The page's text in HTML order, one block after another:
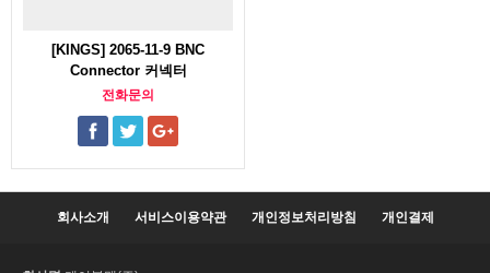
[KINGS] 2065-11-9 BNC
Connector 커넥터
전화문의
회사소개 서비스이용약관 개인정보처리방침 개인결제